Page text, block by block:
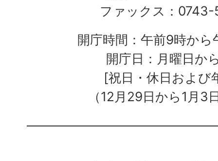
ファックス：
開庁時間：午前9時か
開庁日：月曜日か
[祝日・休日および
（12月29日から1月3